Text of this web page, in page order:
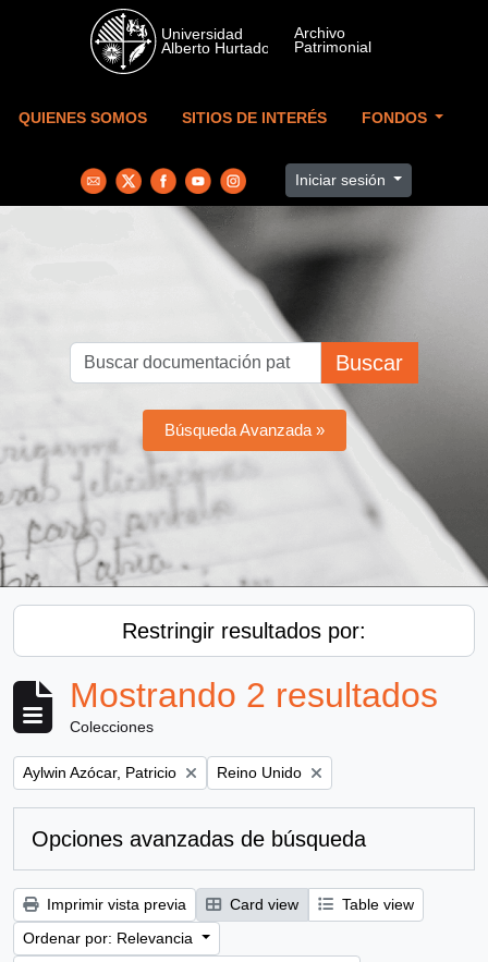
Skip to main content
QUIENES SOMOS SITIOS DE INTERÉS FONDOS
Iniciar sesión
Buscar
Búsqueda Avanzada »
Restringir resultados por:
Mostrando 2 resultados
Colecciones
Remove filter:
Aylwin Azócar, Patricio Remove filter:
Reino Unido
Opciones avanzadas de búsqueda
Imprimir vista previa Card view
Table view
Ordenar por: Relevancia